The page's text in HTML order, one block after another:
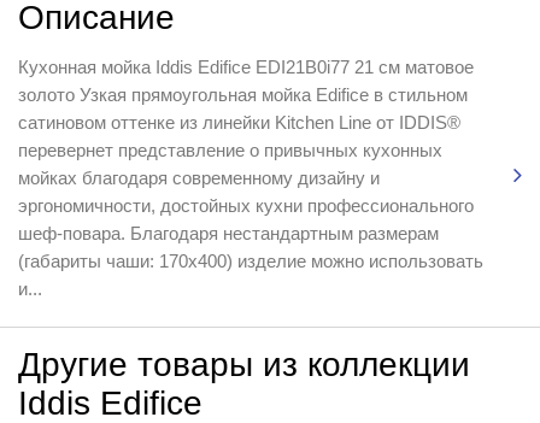
Описание
Кухонная мойка Iddis Edifice EDI21B0i77 21 см матовое
золото Узкая прямоугольная мойка Edifice в стильном
сатиновом оттенке из линейки Kitchen Line от IDDIS®
перевернет представление о привычных кухонных
мойках благодаря современному дизайну и
эргономичности, достойных кухни профессионального
шеф-повара. Благодаря нестандартным размерам
(габариты чаши: 170х400) изделие можно использовать
и...
Другие товары из коллекции
Iddis Edifice